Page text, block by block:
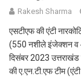
Rakesh Sharma
एसटीएफ की एंटी
(550 नशीले इंजेक्शन व
दिसंबर 2023
की ए.एन.टी.एफ टीम